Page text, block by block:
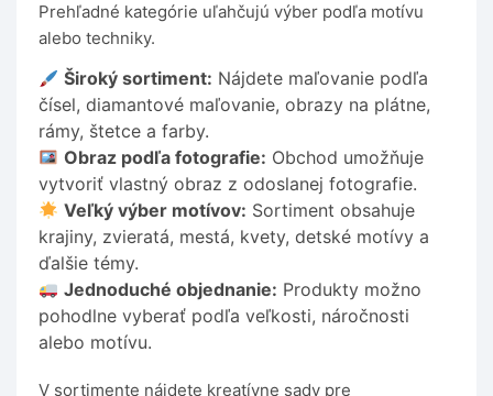
Prehľadné kategórie uľahčujú výber podľa motívu
alebo techniky.
Široký sortiment: Nájdete maľovanie podľa
čísel, diamantové maľovanie, obrazy na plátne,
rámy, štetce a farby.
Obraz podľa fotografie: Obchod umožňuje
vytvoriť vlastný obraz z odoslanej fotografie.
Veľký výber motívov: Sortiment obsahuje
krajiny, zvieratá, mestá, kvety, detské motívy a
ďalšie témy.
Jednoduché objednanie: Produkty možno
pohodlne vyberať podľa veľkosti, náročnosti
alebo motívu.
V sortimente nájdete kreatívne sady pre